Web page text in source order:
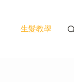
生髮教學